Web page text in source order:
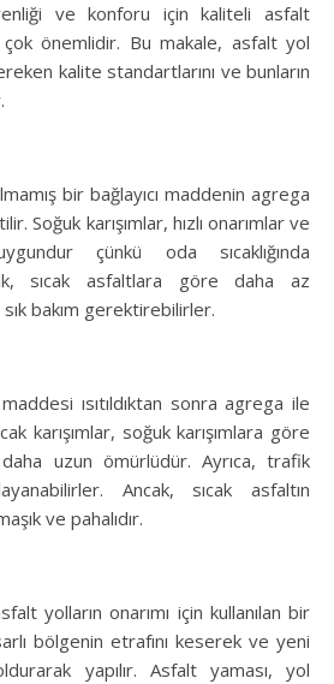
ve konforu için kaliteli asfalt
çok önemlidir. Bu makale, asfalt yol
kalite standartlarını ve bunların
bir bağlayıcı maddenin agrega
Soğuk karışımlar, hızlı onarımlar ve
çünkü oda sıcaklığında
sıcak asfaltlara göre daha az
sık bakım gerektirebilirler.
maddesi ısıtıldıktan sonra agrega ile
karışımlar, soğuk karışımlara göre
daha uzun ömürlüdür. Ayrıca, trafik
Ancak, sıcak asfaltın
ve pahalıdır.
yolların onarımı için kullanılan bir
bölgenin etrafını keserek ve yeni
yapılır. Asfalt yaması, yol